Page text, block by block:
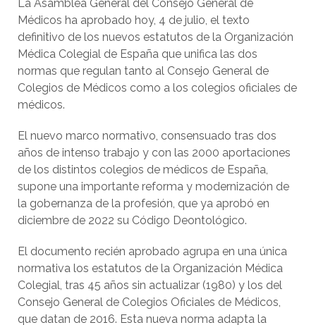
La Asamblea General del Consejo General de
Médicos ha aprobado hoy, 4 de julio, el texto
definitivo de los nuevos estatutos de la Organización
Médica Colegial de España que unifica las dos
normas que regulan tanto al Consejo General de
Colegios de Médicos como a los colegios oficiales de
médicos.
El nuevo marco normativo, consensuado tras dos
años de intenso trabajo y con las 2000 aportaciones
de los distintos colegios de médicos de España,
supone una importante reforma y modernización de
la gobernanza de la profesión, que ya aprobó en
diciembre de 2022 su Código Deontológico.
El documento recién aprobado agrupa en una única
normativa los estatutos de la Organización Médica
Colegial, tras 45 años sin actualizar (1980) y los del
Consejo General de Colegios Oficiales de Médicos,
que datan de 2016. Esta nueva norma adapta la